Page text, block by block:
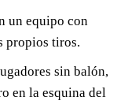
un equipo con
propios tiros.
sin balón,
en la esquina del